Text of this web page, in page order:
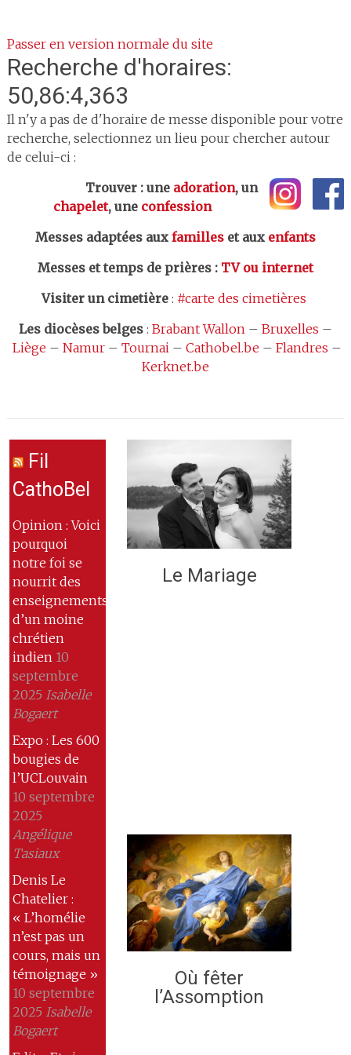
Passer en version normale du site
Recherche d'horaires:
50,86:4,363
Il n'y a pas de d'horaire de messe disponible pour votre
recherche, selectionnez un lieu pour chercher autour
de celui-ci :
Trouver : une adoration, un
chapelet, une confession
Messes adaptées aux familleset aux enfants
Messes et temps de prières: TV ou internet
Visiter un cimetière: #carte des cimetières
Les diocèses belges: Brabant Wallon– Bruxelles –
Liège – Namur– Tournai– Cathobel.be – Flandres –
Kerknet.be
Fil
CathoBel
Opinion : Voici
pourquoi
notre foi se
nourrit des
enseignements
d’un moine
chrétien
indien 10
septembre
2025 Isabelle
Bogaert
Expo : Les 600
bougies de
l’UCLouvain
10 septembre
2025
Angélique
Tasiaux
Denis Le
Chatelier :
« L’homélie
n’est pas un
cours, mais un
témoignage »
10 septembre
2025 Isabelle
Bogaert
Le Mariage
Où fêter
l’Assomption